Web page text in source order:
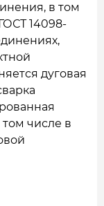
в том
14098-
дуговая
числе в